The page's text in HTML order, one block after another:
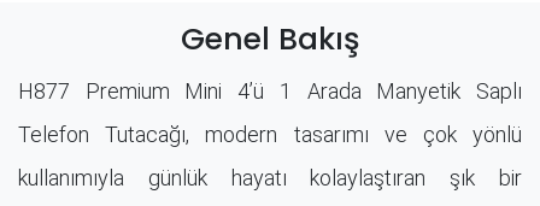
Genel Bakış
H877 Premium Mini 4’ü 1 Arada Manyetik Saplı
Telefon Tutacağı, modern tasarımı ve çok yönlü
kullanımıyla günlük hayatı kolaylaştıran şık bir